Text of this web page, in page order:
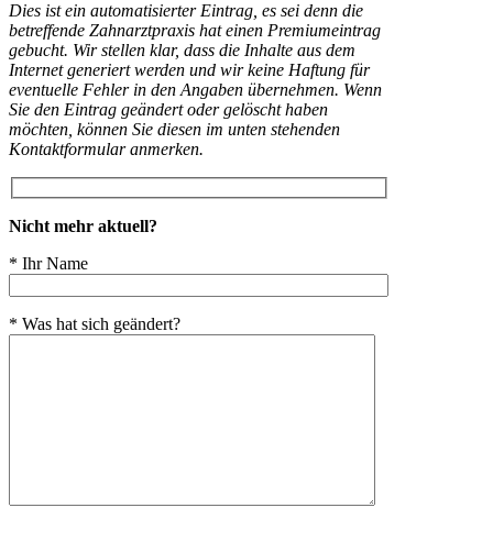
Dies ist ein automatisierter Eintrag, es sei denn die
betreffende Zahnarztpraxis hat einen Premiumeintrag
gebucht. Wir stellen klar, dass die Inhalte aus dem
Internet generiert werden und wir keine Haftung für
eventuelle Fehler in den Angaben übernehmen. Wenn
Sie den Eintrag geändert oder gelöscht haben
möchten, können Sie diesen im unten stehenden
Kontaktformular anmerken.
Nicht mehr aktuell?
* Ihr Name
* Was hat sich geändert?